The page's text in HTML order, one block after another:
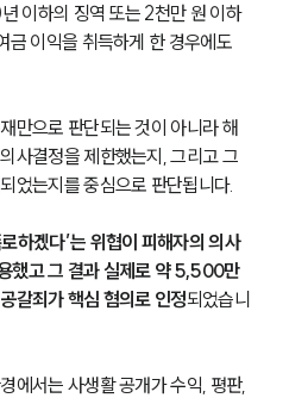
이하의 징역 또는 2천만 원 이하
금 이익을 취득하게 한 경우에도
만으로 판단되는 것이 아니라 해
사결정을 제한했는지, 그리고 그
었는지를 중심으로 판단됩니다.
하겠다’는 위협이 피해자의 의사
했고 그 결과 실제로 약 5,500만
갈죄가 핵심 혐의로 인정되었습니
에서는 사생활 공개가 수익, 평판,